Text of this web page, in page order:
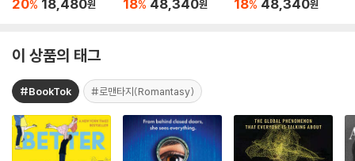
20% 18,480원 18% 48,340원 18% 48,340원
이 상품의 태그
#BookTok #로맨타지(Romantasy)